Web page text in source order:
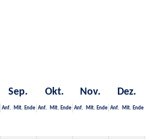
Sep. Okt. Nov. Dez.
Anf. Mit. Ende Anf. Mit. Ende Anf. Mit. Ende Anf. Mit. Ende